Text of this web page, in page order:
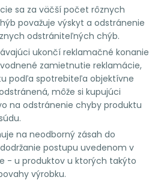
sa za väčší počet rôznych
považuje výskyt a odstránenie
odstrániteľných chýb.
ukončí reklamačné konanie
zamietnutie reklamácie,
podľa spotrebiteľa objektívne
môže si kupujúci
na odstránenie chyby produktu
na neodborný zásah do
postupu uvedenom v
- u produktov u ktorých takýto
výrobku.